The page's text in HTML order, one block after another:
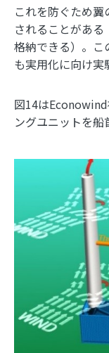
これを防ぐため
されることがあ
格納できる）。こ
も実用化に向け実
図14は
ングユニットを船